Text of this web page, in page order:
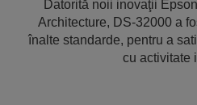
Datorită noii inovaţii
Architecture, DS-32000 a
înalte standarde, pentru a
cu activitate